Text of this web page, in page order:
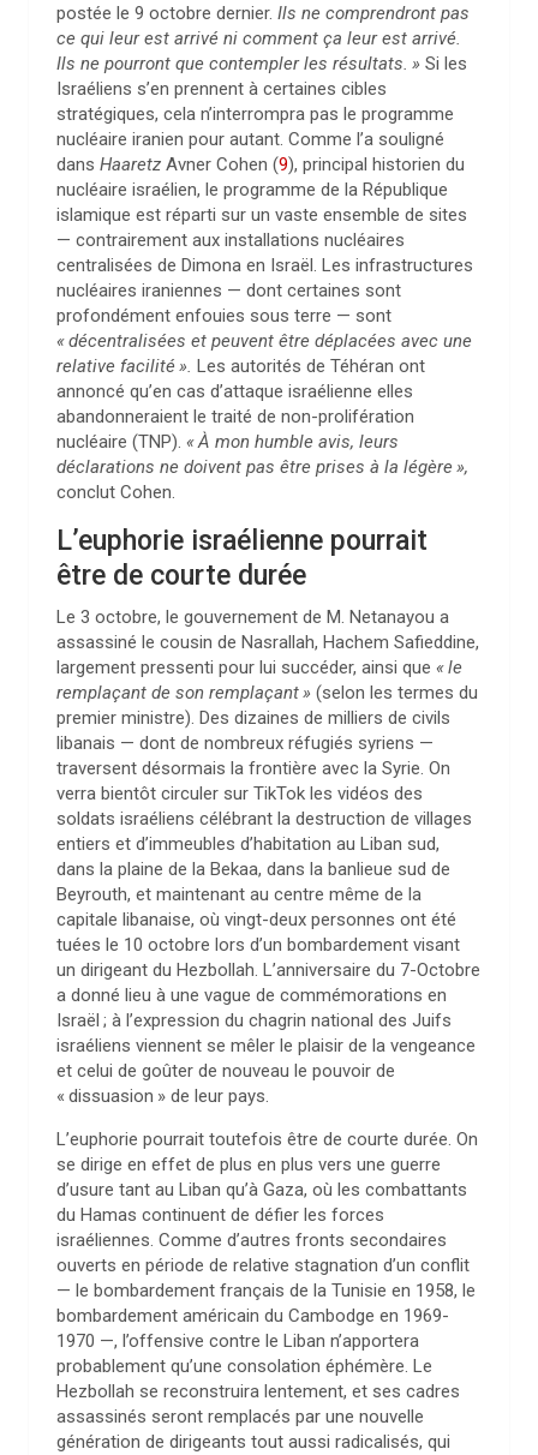
postée le 9 octobre dernier. Ils ne comprendront pas
ce qui leur est arrivé ni comment ça leur est arrivé.
Ils ne pourront que contempler les résultats. » Si les
Israéliens s’en prennent à certaines cibles
stratégiques, cela n’interrompra pas le programme
nucléaire iranien pour autant. Comme l’a souligné
dans Haaretz Avner Cohen (9), principal historien du
nucléaire israélien, le programme de la République
islamique est réparti sur un vaste ensemble de sites
— contrairement aux installations nucléaires
centralisées de Dimona en Israël. Les infrastructures
nucléaires iraniennes — dont certaines sont
profondément enfouies sous terre — sont
«décentralisées et peuvent être déplacées avec une
relative facilité ». Les autorités de Téhéran ont
annoncé qu’en cas d’attaque israélienne elles
abandonneraient le traité de non-prolifération
nucléaire (TNP). «À mon humble avis, leurs
déclarations ne doivent pas être prises à la légère »,
conclut Cohen.
L’euphorie israélienne pourrait
être de courte durée
Le 3 octobre, le gouvernement de M. Netanayou a
assassiné le cousin de Nasrallah, Hachem Safieddine,
largement pressenti pour lui succéder, ainsi que «le
remplaçant de son remplaçant» (selon les termes du
premier ministre). Des dizaines de milliers de civils
libanais — dont de nombreux réfugiés syriens —
traversent désormais la frontière avec la Syrie. On
verra bientôt circuler sur TikTok les vidéos des
soldats israéliens célébrant la destruction de villages
entiers et d’immeubles d’habitation au Liban sud,
dans la plaine de la Bekaa, dans la banlieue sud de
Beyrouth, et maintenant au centre même de la
capitale libanaise, où vingt-deux personnes ont été
tuées le 10 octobre lors d’un bombardement visant
un dirigeant du Hezbollah. L’anniversaire du 7-Octobre
a donné lieu à une vague de commémorations en
Israël ; à l’expression du chagrin national des Juifs
israéliens viennent se mêler le plaisir de la vengeance
et celui de goûter de nouveau le pouvoir de
« dissuasion » de leur pays.
L’euphorie pourrait toutefois être de courte durée. On
se dirige en effet de plus en plus vers une guerre
d’usure tant au Liban qu’à Gaza, où les combattants
du Hamas continuent de défier les forces
israéliennes. Comme d’autres fronts secondaires
ouverts en période de relative stagnation d’un conflit
— le bombardement français de la Tunisie en 1958, le
bombardement américain du Cambodge en 1969-
1970 —, l’offensive contre le Liban n’apportera
probablement qu’une consolation éphémère. Le
Hezbollah se reconstruira lentement, et ses cadres
assassinés seront remplacés par une nouvelle
génération de dirigeants tout aussi radicalisés, qui